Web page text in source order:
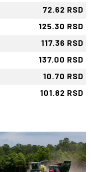
72.62 RSD
125.30 RSD
117.36 RSD
137.00 RSD
10.70 RSD
101.82 RSD